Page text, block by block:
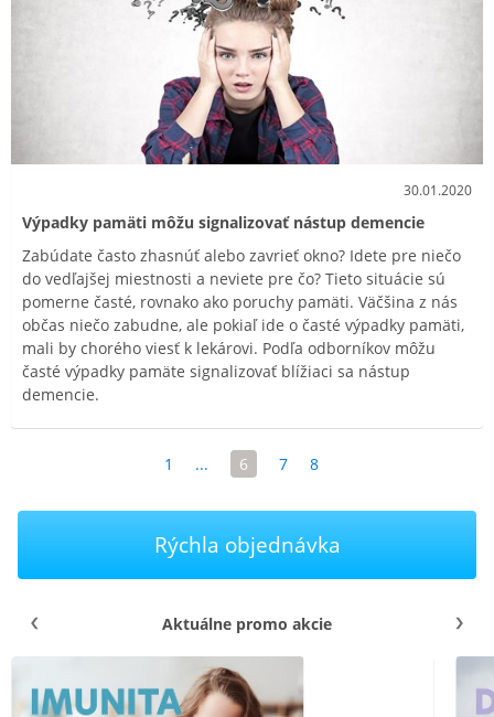
30.01.2020
Výpadky pamäti môžu signalizovať nástup demencie
Zabúdate často zhasnúť alebo zavrieť okno? Idete pre niečo
do vedľajšej miestnosti a neviete pre čo? Tieto situácie sú
pomerne časté, rovnako ako poruchy pamäti. Väčšina z nás
občas niečo zabudne, ale pokiaľ ide o časté výpadky pamäti,
mali by chorého viesť k lekárovi. Podľa odborníkov môžu
časté výpadky pamäte signalizovať blížiaci sa nástup
demencie.
1 ... 6 7 8
Rýchla objednávka
Aktuálne promo akcie